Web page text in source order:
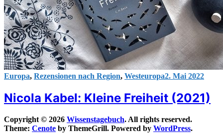
Europa, Rezensionen nach Region, Westeuropa2. Mai 2022
Nicola Kabel: Kleine Freiheit (2021)
Copyright © 2026 Wissenstagebuch. All rights reserved.
Theme: Cenote by ThemeGrill. Powered by WordPress.